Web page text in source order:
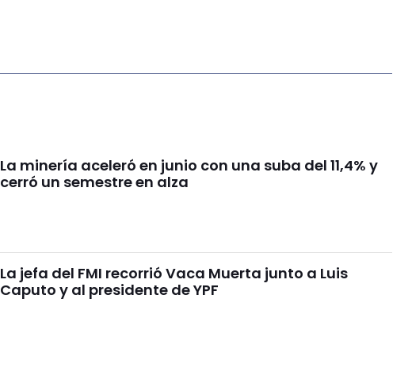
La minería aceleró en junio con una suba del 11,4% y
cerró un semestre en alza
La jefa del FMI recorrió Vaca Muerta junto a Luis
Caputo y al presidente de YPF